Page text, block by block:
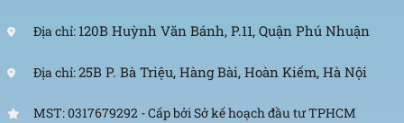
Địa chỉ: 120B Huỳnh Văn Bánh, P.11, Quận Phú Nhuận
Địa chỉ:25B P. Bà Triệu, Hàng Bài, Hoàn Kiếm, Hà Nội
MST: 0317679292 - Cấp bởi Sở kế hoạch đầu tư TPHCM